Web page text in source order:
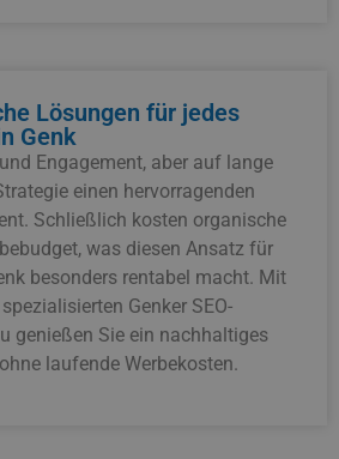
Lösungen für jedes
Genk
Engagement, aber auf lange
einen hervorragenden
Schließlich kosten organische
was diesen Ansatz für
besonders rentabel macht. Mit
Genker SEO-
genießen Sie ein nachhaltiges
laufende Werbekosten.